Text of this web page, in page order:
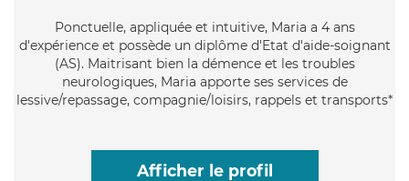
Ponctuelle, appliquée et intuitive, Maria a 4 ans
d'expérience et possède un diplôme d'Etat d'aide-soignant
(AS). Maitrisant bien la démence et les troubles
neurologiques, Maria apporte ses services de
lessive/repassage, compagnie/loisirs, rappels et transports*
Afficher le profil